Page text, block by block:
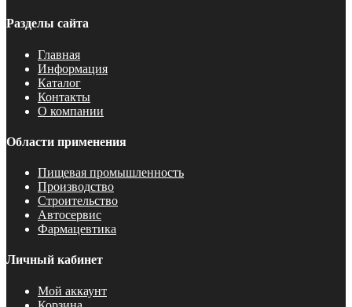
Разделы сайта
Главная
Информация
Каталог
Контакты
О компании
Области применения
Пищевая промышленность
Производство
Строительство
Автосервис
Фармацевтика
Личный кабинет
Мой аккаунт